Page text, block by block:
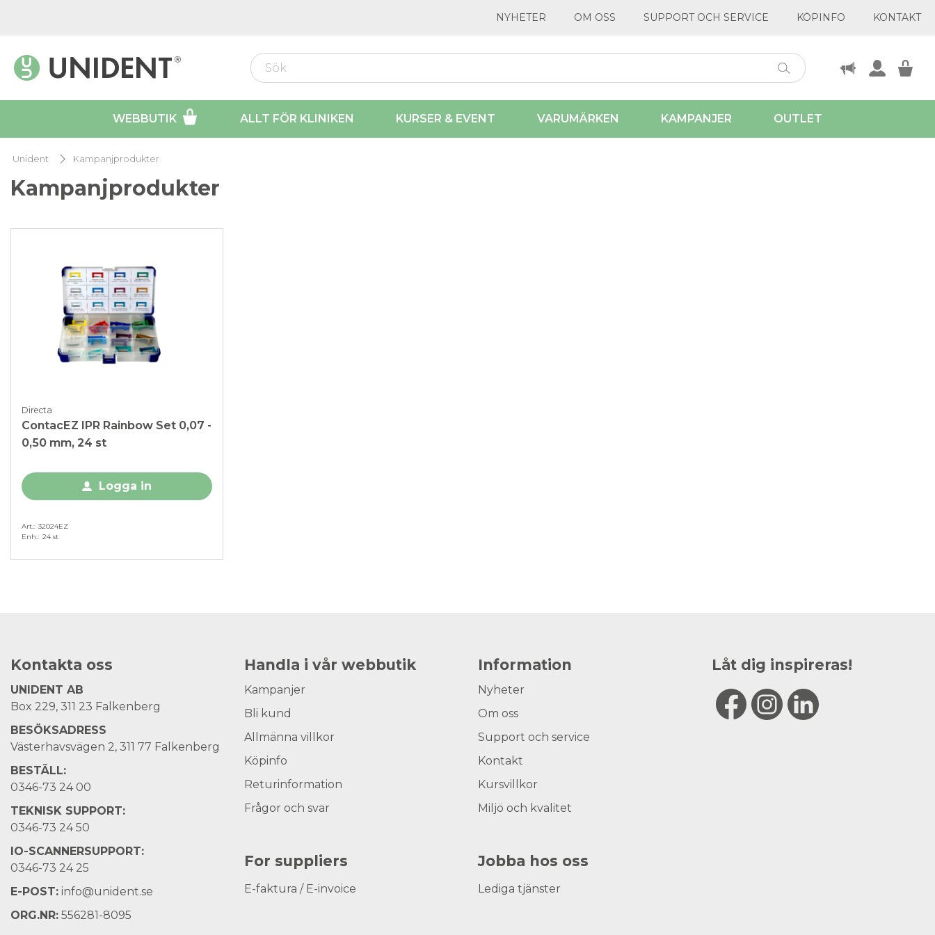
NYHETER OM OSS SUPPORT OCH SERVICE KÖPINFO KONTAKT
WEBBUTIK ALLT FÖR KLINIKEN KURSER & EVENT VARUMÄRKEN KAMPANJER OUTLET
Unident Kampanjprodukter
Kampanjprodukter
Directa
ContacEZ IPR Rainbow Set 0,07 -
0,50 mm, 24 st
Logga in
Art. 32024EZ
Enh. 24 st
Kontakta oss
UNIDENT AB
Box 229, 311 23 Falkenberg
BESÖKSADRESS
Västerhavsvägen 2, 311 77 Falkenberg
BESTÄLL:
0346-73 24 00
TEKNISK SUPPORT:
0346-73 24 50
IO-SCANNERSUPPORT:
0346-73 24 25
E-POST: info@unident.se
ORG.NR: 556281-8095
Handla i vår webbutik
Kampanjer
Bli kund
Allmänna villkor
Köpinfo
Returinformation
Frågor och svar
For suppliers
E-faktura / E-invoice
Information
Nyheter
Om oss
Support och service
Kontakt
Kursvillkor
Miljö och kvalitet
Jobba hos oss
Lediga tjänster
Låt dig inspireras!